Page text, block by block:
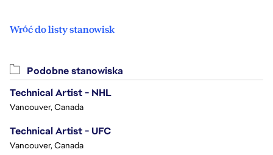
Wróć do listy stanowisk
Podobne stanowiska
Technical Artist - NHL
Vancouver, Canada
Technical Artist - UFC
Vancouver, Canada